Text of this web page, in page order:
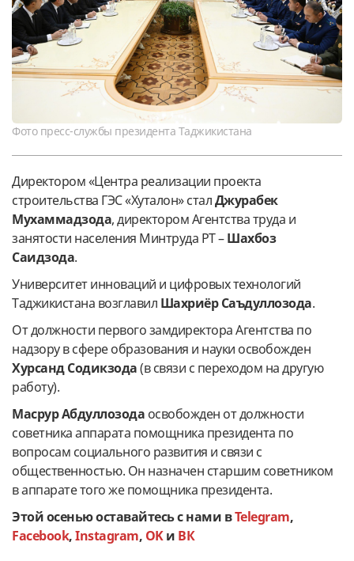
Фото пресс-службы президента Таджикистана
Директором «Центра реализации проекта
строительства ГЭС «Хуталон» сталДжурабек
Мухаммадзода, директором Агентства труда и
занятости населения Минтруда РТ –Шахбоз
Саидзода.
Университет инноваций и цифровых технологий
Таджикистана возглавил Шахриёр Саъдуллозода.
От должности первого замдиректора Агентства по
надзору в сфере образования и науки освобожден
Хурсанд Содикзода(в связи с переходом на другую
работу).
Масрур Абдуллозода освобожден от должности
советника аппарата помощника президента по
вопросам социального развития и связи с
общественностью. Он назначен старшим советником
в аппарате того же помощника президента.
Этой осенью оставайтесь с нами вTelegram,
Facebook,Instagram, OKи ВК